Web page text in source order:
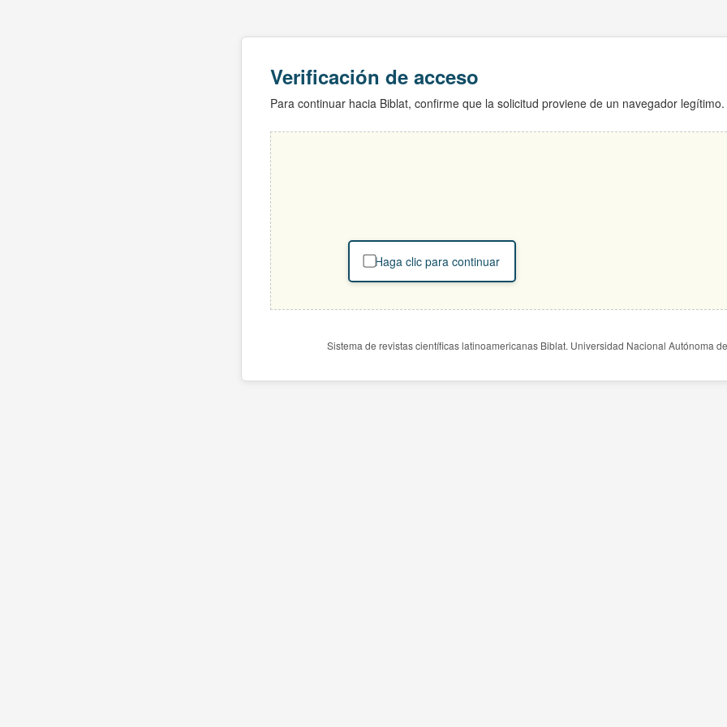
Verificación de acceso
Para continuar hacia Biblat, confirme que la solicitud proviene de un navegador legítimo.
Haga clic para continuar
Sistema de revistas científicas latinoamericanas Biblat. Universidad Nacional Autónoma